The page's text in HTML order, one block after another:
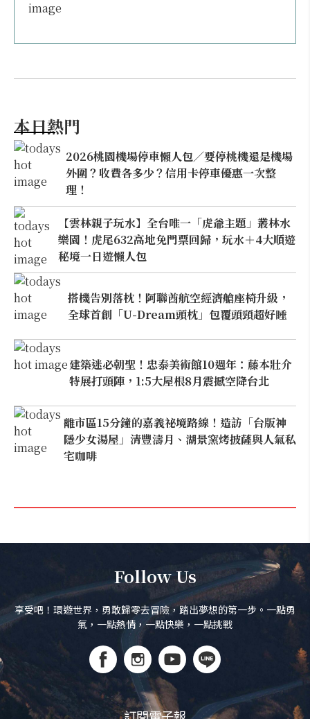
本日熱門
2026桃園機場停車懶人包／要停桃機還是機場
外圍？收費各多少？信用卡停車優惠一次整
理！
【雲林親子玩水】全台唯一「虎爺主題」叢林水
樂園！虎尾632高地免門票回歸，玩水＋4大順遊
秘境一日遊懶人包
搭機告別落枕！阿聯酋航空經濟艙座椅升級，
全球首創「U-Dream頭枕」包覆頭頸超好睡
建築迷必朝聖！忠泰美術館10週年：藤本壯介
特展打頭陣，1:5大屋根8月震撼空降台北
離市區15分鐘的嘉義祕境路線！造訪「台版神
隱少女湯屋」清豐濤月、湖景窯烤披薩與人氣私
宅咖啡
Follow Us
享受吧！環遊世界，勇敢歸零去冒險，踏出夢想的第一步。一點勇
氣，一點熱情，一點快樂，一點挑戰